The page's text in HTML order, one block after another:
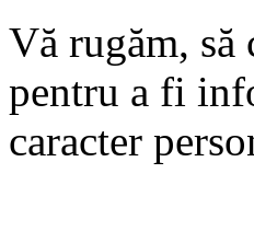
Vă rugăm,
pentru a fi
caracter